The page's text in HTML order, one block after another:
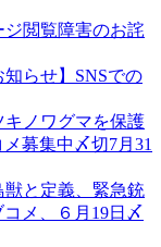
ジ閲覧障害のお詫
知らせ】SNSでの
キノワグマを保護
募集中〆切7月31
獣と定義、緊急銃
メ、６月19日〆